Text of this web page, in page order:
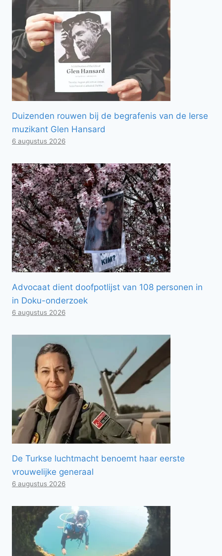
Duizenden rouwen bij de begrafenis van de Ierse
muzikant Glen Hansard
6 augustus 2026
Advocaat dient doofpotlijst van 108 personen in
in Doku-onderzoek
6 augustus 2026
De Turkse luchtmacht benoemt haar eerste
vrouwelijke generaal
6 augustus 2026